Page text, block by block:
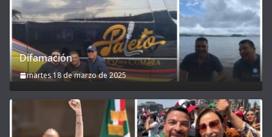
Difamación
martes 18 de marzo de 2025